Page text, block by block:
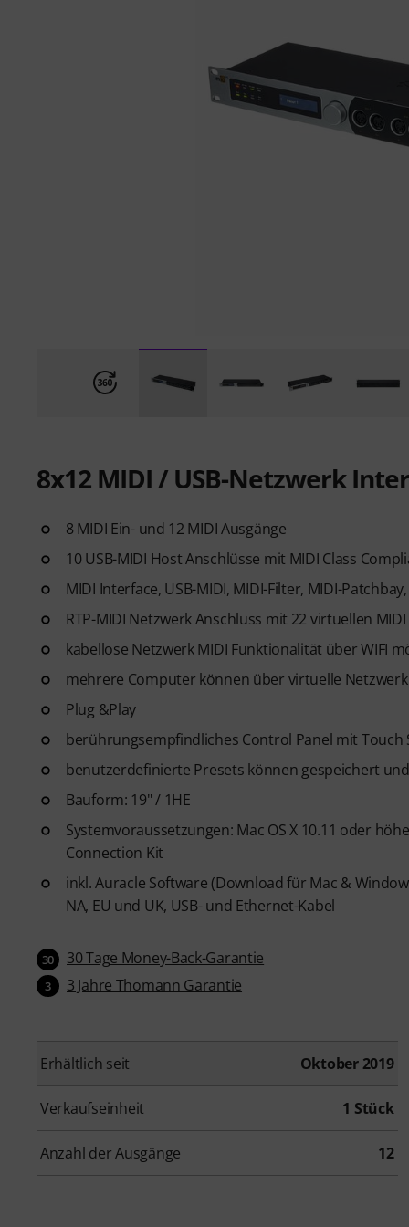
8x12 MIDI / USB-Netzwerk
8 MIDI Ein- und 12 MIDI Ausgänge
10 USB-MIDI Host Anschlüsse mit MIDI Class
MIDI Interface, USB-MIDI, MIDI-Filter, MIDI-
RTP-MIDI Netzwerk Anschluss mit 22 virtuellen
kabellose Netzwerk MIDI Funktionalität über WIFI
mehrere Computer können über virtuelle
Plug &Play
berührungsempfindliches Control Panel mit Touch
benutzerdefinierte Presets können gespeichert
Bauform: 19" / 1HE
Systemvoraussetzungen: Mac OS X 10.11 oder
Connection Kit
inkl. Auracle Software (Download für Mac &
NA, EU und UK, USB- und Ethernet-Kabel
30 30 Tage Money-Back-Garantie
3 3 Jahre Thomann Garantie
Erhältlich seit Oktober 2019
Verkaufseinheit 1 Stück
Anzahl der Ausgänge 12